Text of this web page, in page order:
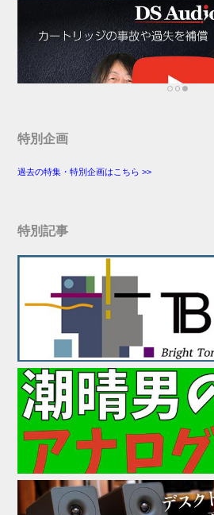
特別企画
過去の特集・特別企画はこちら >>
特別記事